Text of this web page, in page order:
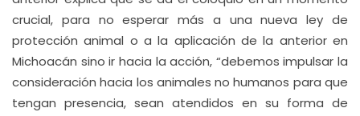
crucial, para no esperar más a una nueva ley de
protección animal o a la aplicación de la anterior en
Michoacán sino ir hacia la acción, “debemos impulsar la
consideración hacia los animales no humanos para que
tengan presencia, sean atendidos en su forma de